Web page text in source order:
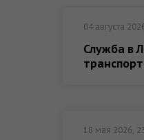
04 августа
Служба в
18 мая 2026,